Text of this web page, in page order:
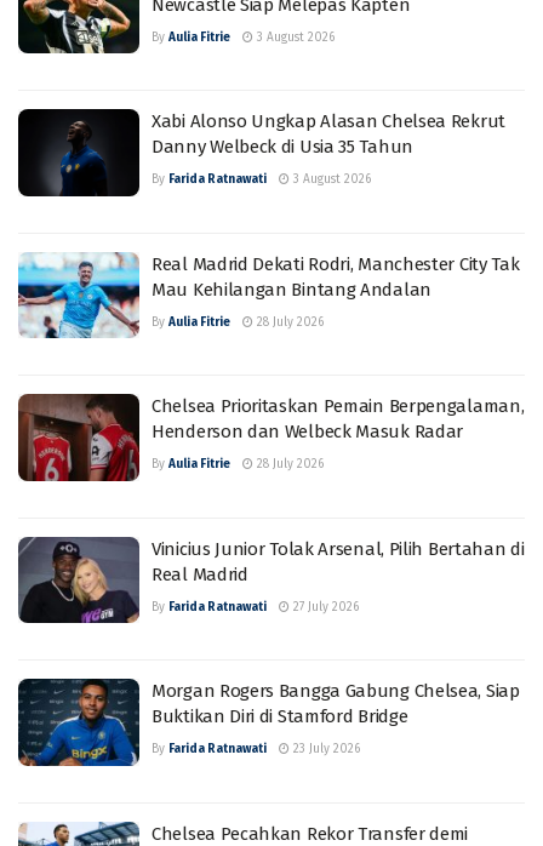
By Aulia Fitrie 3 August 2026
Xabi Alonso Ungkap Alasan Chelsea Rekrut
Danny Welbeck di Usia 35 Tahun
By Farida Ratnawati 3 August 2026
Real Madrid Dekati Rodri, Manchester City Tak
Mau Kehilangan Bintang Andalan
By Aulia Fitrie 28 July 2026
Chelsea Prioritaskan Pemain Berpengalaman,
Henderson dan Welbeck Masuk Radar
By Aulia Fitrie 28 July 2026
Vinicius Junior Tolak Arsenal, Pilih Bertahan di
Real Madrid
By Farida Ratnawati 27 July 2026
Morgan Rogers Bangga Gabung Chelsea, Siap
Buktikan Diri di Stamford Bridge
By Farida Ratnawati 23 July 2026
Chelsea Pecahkan Rekor Transfer demi